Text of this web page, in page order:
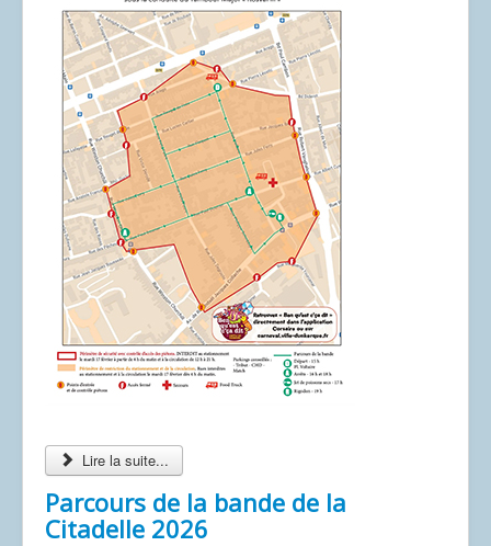
Dessins
Lire la suite...
Parcours de la bande de la
Citadelle 2026